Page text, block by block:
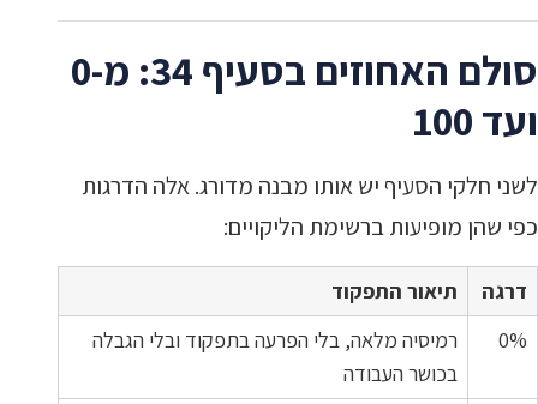
סולם האחוזים בסעיף 34: מ-0
ועד 100
לשני חלקי הסעיף יש אותו מבנה מדורג. אלה הדרגות
כפי שהן מופיעות ברשימת הליקויים:
דרגה
תיאור התפקוד
0%
רמיסיה מלאה, בלי הפרעה בתפקוד ובלי הגבלה
בכושר העבודה